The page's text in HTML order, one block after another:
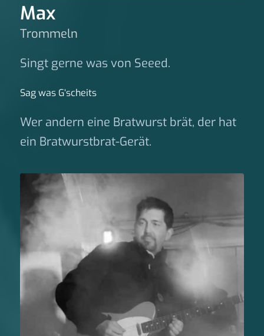
Max
Trommeln
Singt gerne was von Seeed.
Sag was G‘scheits
Wer andern eine Bratwurst brät, der hat
ein Bratwurstbrat-Gerät.